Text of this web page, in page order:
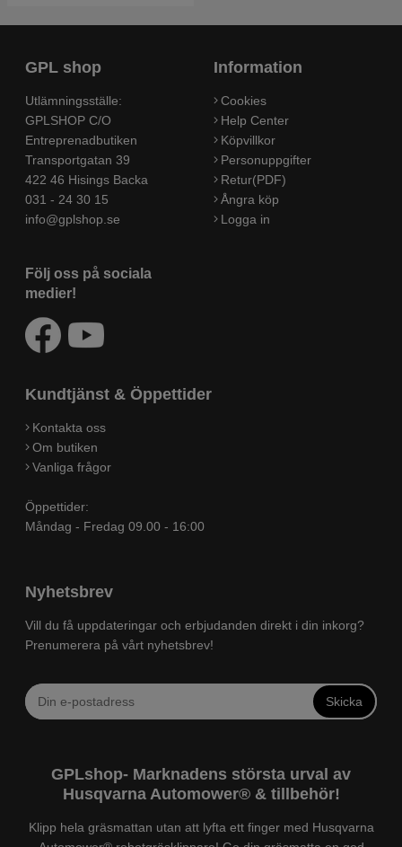
GPL shop
Utlämningsställe:
GPLSHOP C/O
Entreprenadbutiken
Transportgatan 39
422 46 Hisings Backa
031 - 24 30 15
info@gplshop.se
Följ oss på sociala
medier!
Information
Cookies
Help Center
Köpvillkor
Personuppgifter
Retur(PDF)
Ångra köp
Logga in
Kundtjänst & Öppettider
Kontakta oss
Om butiken
Vanliga frågor
Öppettider:
Måndag - Fredag 09.00 - 16:00
Nyhetsbrev
Vill du få uppdateringar och erbjudanden direkt i din inkorg?
Prenumerera på vårt nyhetsbrev!
Skicka
GPLshop- Marknadens största urval av
Husqvarna Automower® & tillbehör!
Klipp hela gräsmattan utan att lyfta ett finger med Husqvarna